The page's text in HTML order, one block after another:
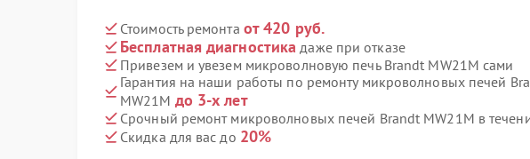
Стоимость ремонта от 420 руб.
Бесплатная диагностика даже при отказе
Привезем и увезем микроволновую печь Brandt MW21M сами
Гарантия на наши работы по ремонту микроволновых печей
MW21M до 3-х лет
Срочный ремонт микроволновых печей Brandt MW21M в
Скидка для вас до 20%